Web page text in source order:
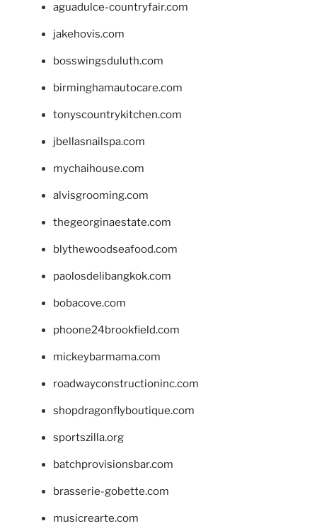
aguadulce-countryfair.com
jakehovis.com
bosswingsduluth.com
birminghamautocare.com
tonyscountrykitchen.com
jbellasnailspa.com
mychaihouse.com
alvisgrooming.com
thegeorginaestate.com
blythewoodseafood.com
paolosdelibangkok.com
bobacove.com
phoone24brookfield.com
mickeybarmama.com
roadwayconstructioninc.com
shopdragonflyboutique.com
sportszilla.org
batchprovisionsbar.com
brasserie-gobette.com
musicrearte.com